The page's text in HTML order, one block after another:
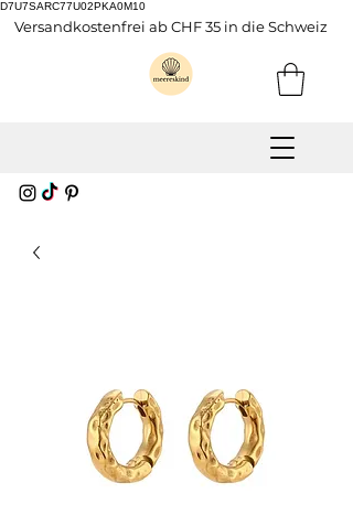
D7U7SARC77U02PKA0M10
Versandkostenfrei ab CHF 35 in die Schweiz